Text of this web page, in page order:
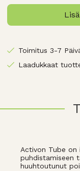
Toimitus 3-7
Laadukkaat
Activon Tube on
puhdistamiseen
huuhtoutunut